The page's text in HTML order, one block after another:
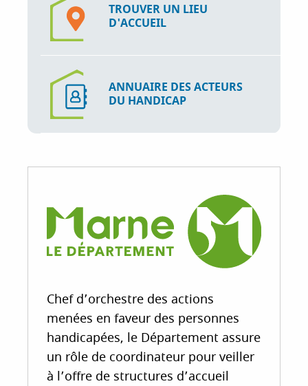
TROUVER UN LIEU
D'ACCUEIL
ANNUAIRE DES ACTEURS
DU HANDICAP
Chef d’orchestre des actions
menées en faveur des personnes
handicapées, le Département assure
un rôle de coordinateur pour veiller
à l’offre de structures d’accueil